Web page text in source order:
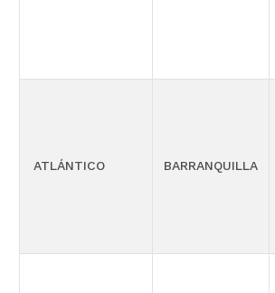
ATLÁNTICO BARRANQUILLA